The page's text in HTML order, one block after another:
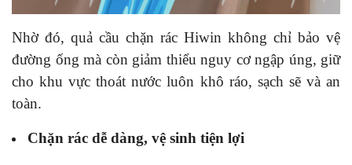
Nhờ đó, quả cầu chặn rác Hiwin không chỉ bảo vệ
đường ống mà còn giảm thiểu nguy cơ ngập úng, giữ
cho khu vực thoát nước luôn khô ráo, sạch sẽ và an
toàn.
Chặn rác dễ dàng, vệ sinh tiện lợi